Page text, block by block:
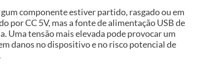
componente estiver partido, rasgado ou em
por CC 5V, mas a fonte de alimentação USB de
Uma tensão mais elevada pode provocar um
danos no dispositivo e no risco potencial de